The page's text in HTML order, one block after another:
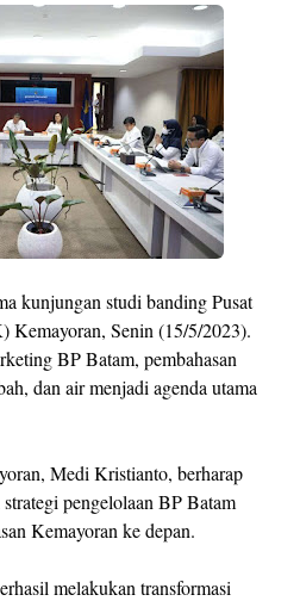
kunjungan studi banding Pusat
Kemayoran, Senin (15/5/2023).
BP Batam, pembahasan
dan air menjadi agenda utama
Medi Kristianto, berharap
pengelolaan BP Batam
Kemayoran ke depan.
melakukan transformasi